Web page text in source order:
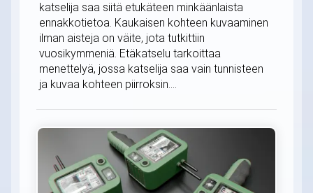
katselija saa siitä etukäteen minkäänlaista
ennakkotietoa. Kaukaisen kohteen kuvaaminen
ilman aisteja on väite, jota tutkittiin
vuosikymmeniä. Etäkatselu tarkoittaa
menettelyä, jossa katselija saa vain tunnisteen
ja kuvaa kohteen piirroksin....